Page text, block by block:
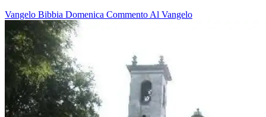
Vangelo Bibbia Domenica Commento Al Vangelo